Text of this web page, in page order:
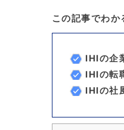
この記事でわか
IHIの企
IHIの転
IHIの社